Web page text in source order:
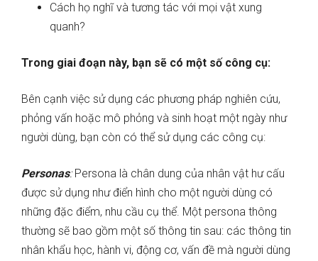
Cách họ nghĩ và tương tác với mọi vật xung
quanh?
Trong giai đoạn này, bạn sẽ có một số công cụ:
Bên cạnh việc sử dụng các phương pháp nghiên cứu,
phỏng vấn hoặc mô phỏng và sinh hoạt một ngày như
người dùng, bạn còn có thể sử dụng các công cụ:
Personas: Persona là chân dung của nhân vật hư cấu
được sử dụng như điển hình cho một người dùng có
những đặc điểm, nhu cầu cụ thể. Một persona thông
thường sẽ bao gồm một số thông tin sau: các thông tin
nhân khẩu học, hành vi, động cơ, vấn đề mà người dùng